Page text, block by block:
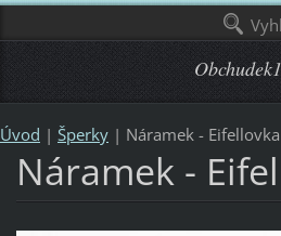
Úvod | Šperky | Náramek - Eifellovka
Náramek -